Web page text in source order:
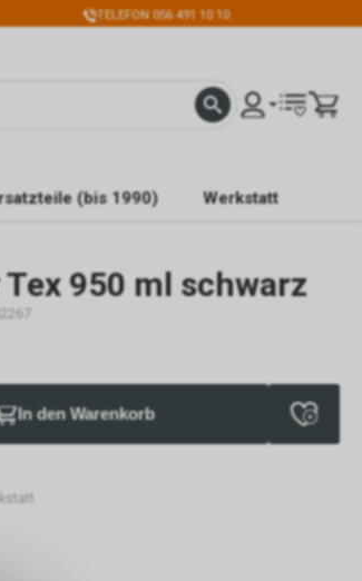
TELEFON 056 491 10 10
(bis 1990) Werkstatt
950 ml schwarz
In den Warenkorb